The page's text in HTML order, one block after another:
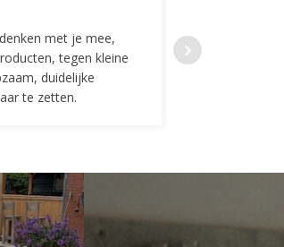
met je mee,
tegen kleine
duidelijke
te zetten.
Top geregeld!
indelingen die